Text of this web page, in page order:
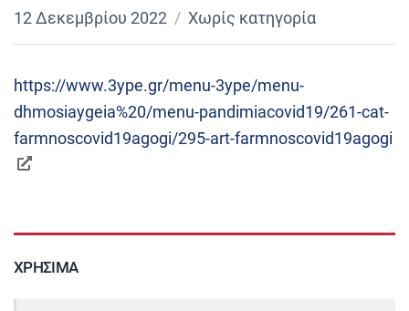
12 Δεκεμβρίου 2022 Χωρίς κατηγορία
https://www.3ype.gr/menu-3ype/menu-
dhmosiaygeia%20/menu-pandimiacovid19/261-cat-
farmnoscovid19agogi/295-art-farmnoscovid19agogi
ΧΡΉΣΙΜΑ